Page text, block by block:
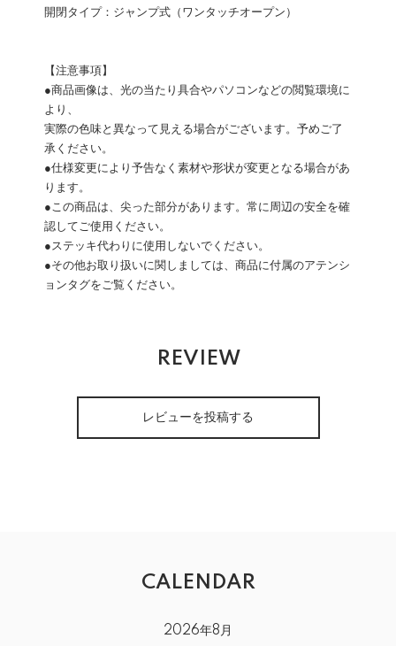
開閉タイプ：ジャンプ式（ワンタッチオープン）
【注意事項】
●商品画像は、光の当たり具合やパソコンなどの閲覧環境に
より、
実際の色味と異なって見える場合がございます。予めご了
承ください。
●仕様変更により予告なく素材や形状が変更となる場合があ
ります。
●この商品は、尖った部分があります。常に周辺の安全を確
認してご使用ください。
●ステッキ代わりに使用しないでください。
●その他お取り扱いに関しましては、商品に付属のアテンシ
ョンタグをご覧ください。
REVIEW
レビューを投稿する
CALENDAR
2026年8月